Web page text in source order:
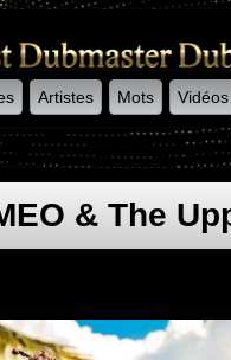
Artistes Mots Vidéos
& The